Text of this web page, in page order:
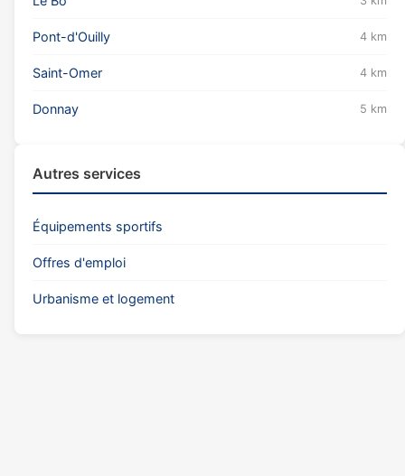
Pont-d'Ouilly 4 km
Saint-Omer 4 km
Donnay 5 km
Autres services
Équipements sportifs
Offres d'emploi
Urbanisme et logement